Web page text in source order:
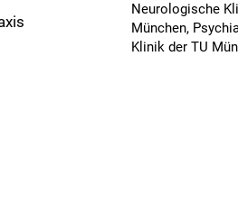
Neurologische
München,
Klinik der TU